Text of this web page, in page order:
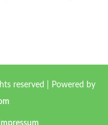
reserved
| Powered by
Impressum